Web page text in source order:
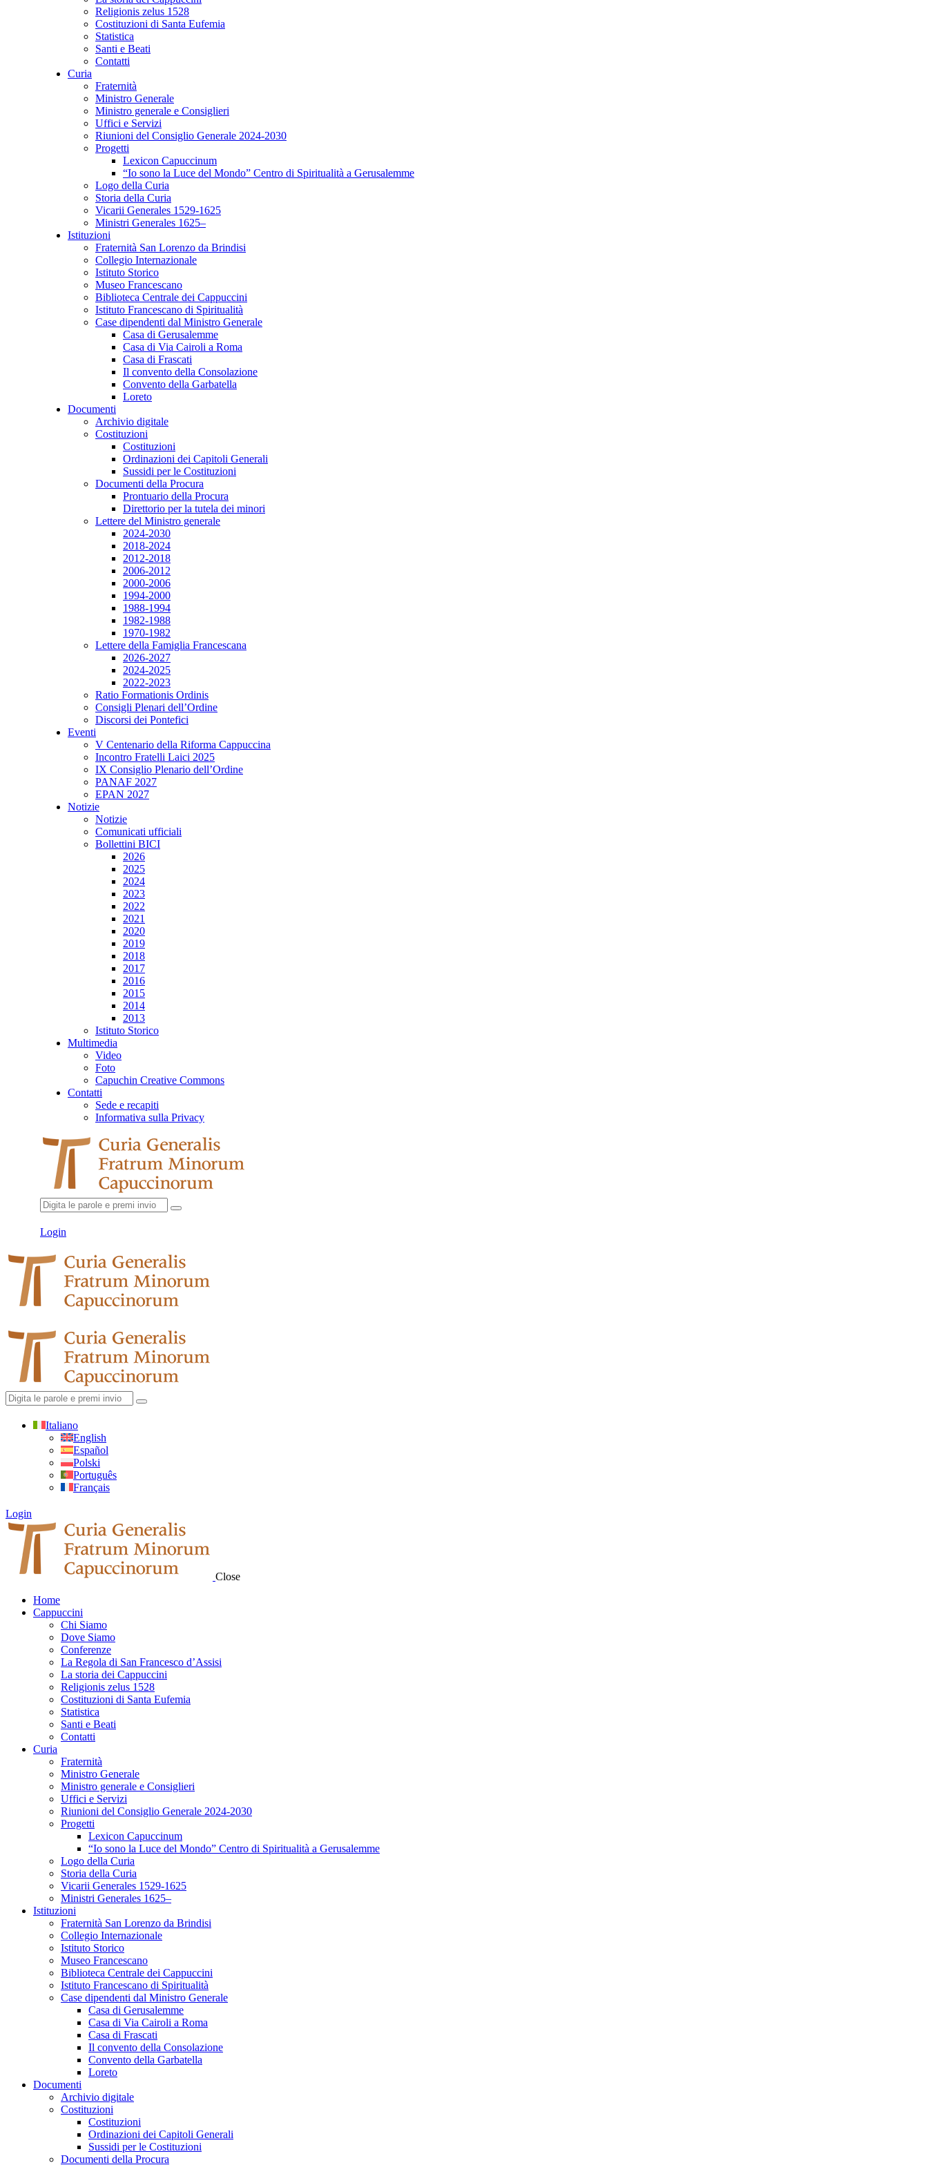
Religionis zelus 1528
Costituzioni di Santa Eufemia
Statistica
Santi e Beati
Contatti
Curia
Fraternità
Ministro Generale
Ministro generale e Consiglieri
Uffici e Servizi
Riunioni del Consiglio Generale 2024-2030
Progetti
Lexicon Capuccinum
“Io sono la Luce del Mondo” Centro di Spiritualità a Gerusalemme
Logo della Curia
Storia della Curia
Vicarii Generales 1529-1625
Ministri Generales 1625–
Istituzioni
Fraternità San Lorenzo da Brindisi
Collegio Internazionale
Istituto Storico
Museo Francescano
Biblioteca Centrale dei Cappuccini
Istituto Francescano di Spiritualità
Case dipendenti dal Ministro Generale
Casa di Gerusalemme
Casa di Via Cairoli a Roma
Casa di Frascati
Il convento della Consolazione
Convento della Garbatella
Loreto
Documenti
Archivio digitale
Costituzioni
Costituzioni
Ordinazioni dei Capitoli Generali
Sussidi per le Costituzioni
Documenti della Procura
Prontuario della Procura
Direttorio per la tutela dei minori
Lettere del Ministro generale
2024-2030
2018-2024
2012-2018
2006-2012
2000-2006
1994-2000
1988-1994
1982-1988
1970-1982
Lettere della Famiglia Francescana
2026-2027
2024-2025
2022-2023
Ratio Formationis Ordinis
Consigli Plenari dell’Ordine
Discorsi dei Pontefici
Eventi
V Centenario della Riforma Cappuccina
Incontro Fratelli Laici 2025
IX Consiglio Plenario dell’Ordine
PANAF 2027
EPAN 2027
Notizie
Notizie
Comunicati ufficiali
Bollettini BICI
2026
2025
2024
2023
2022
2021
2020
2019
2018
2017
2016
2015
2014
2013
Istituto Storico
Multimedia
Video
Foto
Capuchin Creative Commons
Contatti
Sede e recapiti
Informativa sulla Privacy
Login
Italiano
English
Español
Polski
Português
Français
Login
Close
Home
Cappuccini
Chi Siamo
Dove Siamo
Conferenze
La Regola di San Francesco d’Assisi
La storia dei Cappuccini
Religionis zelus 1528
Costituzioni di Santa Eufemia
Statistica
Santi e Beati
Contatti
Curia
Fraternità
Ministro Generale
Ministro generale e Consiglieri
Uffici e Servizi
Riunioni del Consiglio Generale 2024-2030
Progetti
Lexicon Capuccinum
“Io sono la Luce del Mondo” Centro di Spiritualità a Gerusalemme
Logo della Curia
Storia della Curia
Vicarii Generales 1529-1625
Ministri Generales 1625–
Istituzioni
Fraternità San Lorenzo da Brindisi
Collegio Internazionale
Istituto Storico
Museo Francescano
Biblioteca Centrale dei Cappuccini
Istituto Francescano di Spiritualità
Case dipendenti dal Ministro Generale
Casa di Gerusalemme
Casa di Via Cairoli a Roma
Casa di Frascati
Il convento della Consolazione
Convento della Garbatella
Loreto
Documenti
Archivio digitale
Costituzioni
Costituzioni
Ordinazioni dei Capitoli Generali
Sussidi per le Costituzioni
Documenti della Procura